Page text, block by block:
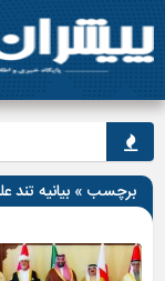
برچسب » بیانیه تند